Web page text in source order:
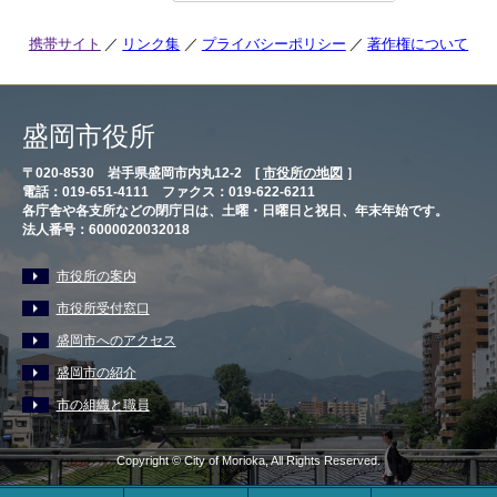
携帯サイト リンク集 プライバシーポリシー 著作権について
盛岡市役所
〒020-8530 岩手県盛岡市内丸12-2 [ 市役所の地図 ］
電話：019-651-4111 ファクス：019-622-6211
各庁舎や各支所などの閉庁日は、土曜・日曜日と祝日、年末年始です。
法人番号：6000020032018
市役所の案内
市役所受付窓口
盛岡市へのアクセス
盛岡市の紹介
市の組織と職員
Copyright © City of Morioka, All Rights Reserved.